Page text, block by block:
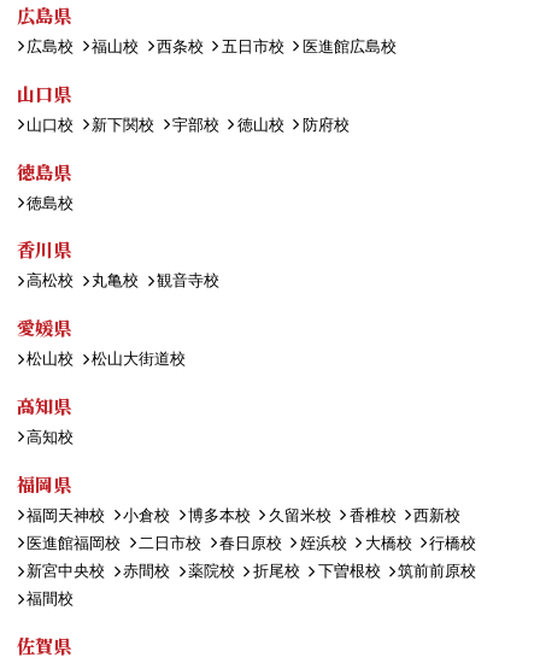
広島県
広島校 福山校 西条校 五日市校 医進館広島校
山口県
山口校 新下関校 宇部校 徳山校 防府校
徳島県
徳島校
香川県
高松校 丸亀校 観音寺校
愛媛県
松山校 松山大街道校
高知県
高知校
福岡県
福岡天神校 小倉校 博多本校 久留米校 香椎校
西新校
医進館福岡校
二日市校 春日原校 姪浜校 大橋校
行橋校
新宮中央校
赤間校 薬院校 折尾校 下曽根校
筑前前原校
福間校
佐賀県